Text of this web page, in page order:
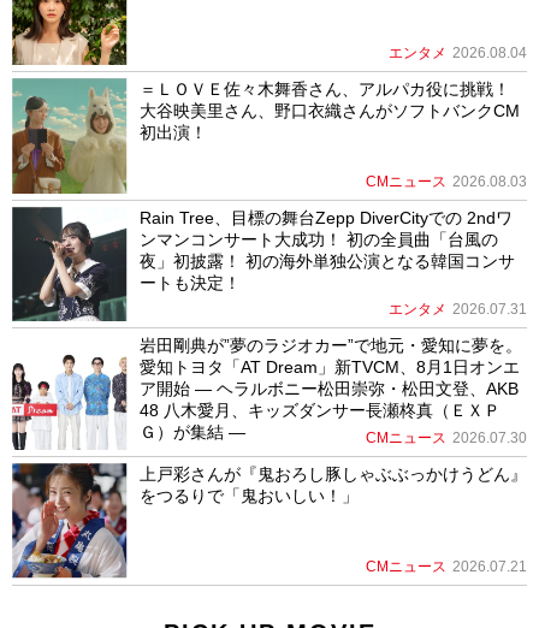
エンタメ 2026.08.04
＝ＬＯＶＥ佐々木舞香さん、アルパカ役に挑戦！
大谷映美里さん、野口衣織さんがソフトバンクCM
初出演！
CMニュース 2026.08.03
Rain Tree、目標の舞台Zepp DiverCityでの 2ndワ
ンマンコンサート大成功！ 初の全員曲「台風の
夜」初披露！ 初の海外単独公演となる韓国コンサ
ートも決定！
エンタメ 2026.07.31
岩田剛典が”夢のラジオカー”で地元・愛知に夢を。
愛知トヨタ「AT Dream」新TVCM、8月1日オンエ
ア開始 ― ヘラルボニー松田崇弥・松田文登、AKB
48 八木愛月、キッズダンサー長瀬柊真（ＥＸＰ
Ｇ）が集結 ―
CMニュース 2026.07.30
上戸彩さんが『鬼おろし豚しゃぶぶっかけうどん』
をつるりで「鬼おいしい！」
CMニュース 2026.07.21